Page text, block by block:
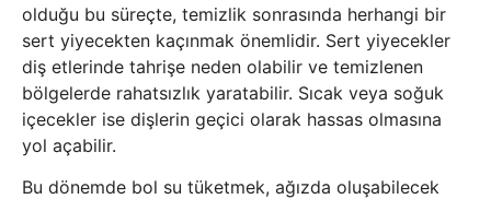
olduğu bu süreçte, temizlik sonrasında herhangi bir
sert yiyecekten kaçınmak önemlidir. Sert yiyecekler
diş etlerinde tahrişe neden olabilir ve temizlenen
bölgelerde rahatsızlık yaratabilir. Sıcak veya soğuk
içecekler ise dişlerin geçici olarak hassas olmasına
yol açabilir.
Bu dönemde bol su tüketmek, ağızda oluşabilecek